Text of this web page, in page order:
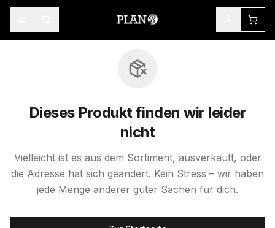
Dieses Produkt finden wir leider
nicht
Vielleicht ist es aus dem Sortiment, ausverkauft, oder
die Adresse hat sich geändert. Kein Stress – wir haben
jede Menge anderer guter Sachen für dich.